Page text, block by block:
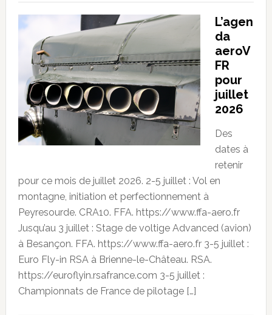
L’agen
da
aeroV
FR
pour
juillet
2026
Des
dates à
retenir
pour ce mois de juillet 2026. 2-5 juillet : Vol en
montagne, initiation et perfectionnement à
Peyresourde. CRA10. FFA. https://www.ffa-aero.fr
Jusqu’au 3 juillet : Stage de voltige Advanced (avion)
à Besançon. FFA. https://www.ffa-aero.fr 3-5 juillet :
Euro Fly-in RSA à Brienne-le-Château. RSA.
https://euroflyin.rsafrance.com 3-5 juillet :
Championnats de France de pilotage […]